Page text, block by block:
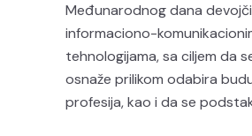
Međunarodnog dana
informaciono-
tehnologijama, sa ciljem da
osnaže prilikom odabira
profesija, kao i da se